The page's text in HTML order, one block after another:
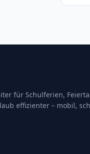
für Schulferien,
effizienter – mobil,